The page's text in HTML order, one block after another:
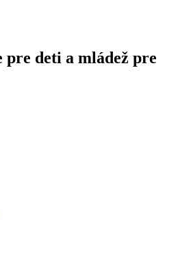
deti a mládež pre